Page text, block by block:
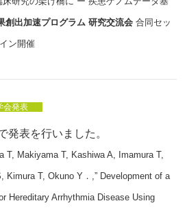
創出加速プログラム 研究交流会 合同セッ
ン開催
会発表
発表を行いました。
T, Makiyama T, Kashiwa A, Imamura T,
Kimura T, Okuno Y．,” Development of a
Hereditary Arrhythmia Disease Using